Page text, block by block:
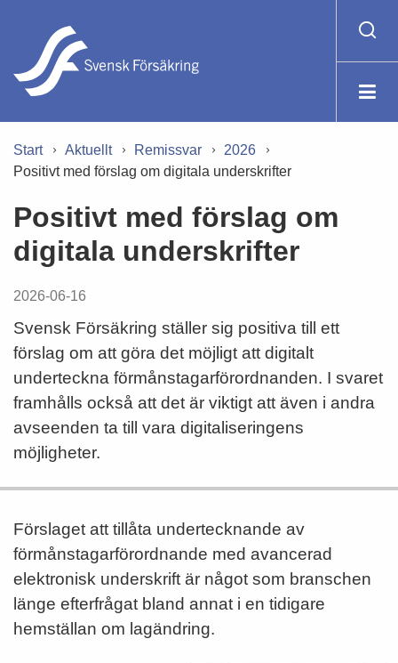
Start Aktuellt Remissvar
2026
Positivt med förslag om digitala underskrifter
Positivt med förslag om
digitala underskrifter
2026-06-16
Svensk Försäkring ställer sig positiva till ett
förslag om att göra det möjligt att digitalt
underteckna förmånstagarförordnanden. I svaret
framhålls också att det är viktigt att även i andra
avseenden ta till vara digitaliseringens
möjligheter.
Förslaget att tillåta undertecknande av
förmånstagarförordnande med avancerad
elektronisk underskrift är något som branschen
länge efterfrågat bland annat i en tidigare
hemställan om lagändring.